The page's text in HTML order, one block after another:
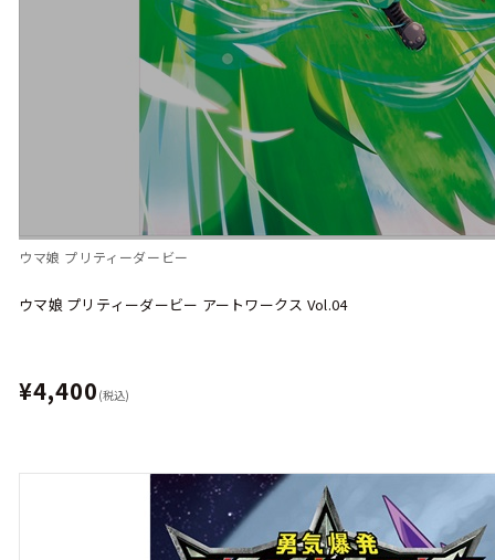
ウマ娘 プリティーダービー
ウマ娘 プリティーダービー アートワークス Vol.04
¥4,400 (税込)